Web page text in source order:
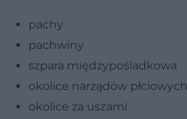
pachy
pachwiny
szpara międzypośladkowa
okolice narządów płciowych
okolice za uszami